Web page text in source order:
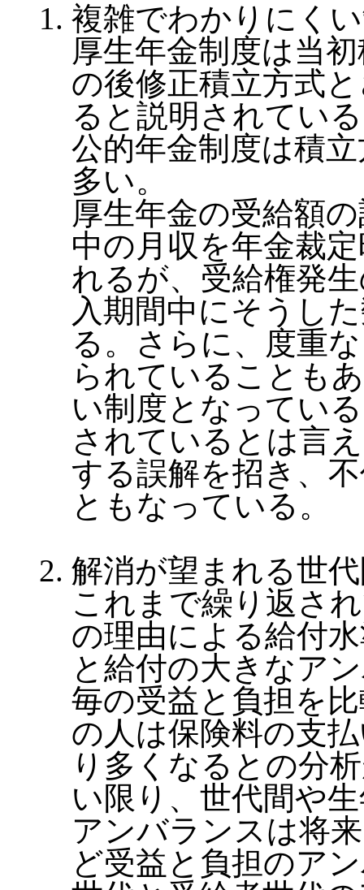
複雑でわかりにく
厚生年金制度は当
の後修正積立方式
ると説明されてい
公的年金制度は積
多い。
厚生年金の受給額
中の月収を年金裁
れるが、受給権発
入期間中にそうし
る。さらに、度重
られていることも
い制度となってい
されているとは言
する誤解を招き、
ともなっている。
解消が望まれる世
これまで繰り返さ
の理由による給付
と給付の大きなア
毎の受益と負担を
の人は保険料の支
り多くなるとの分
い限り、世代間や
アンバランスは将
ど受益と負担のア